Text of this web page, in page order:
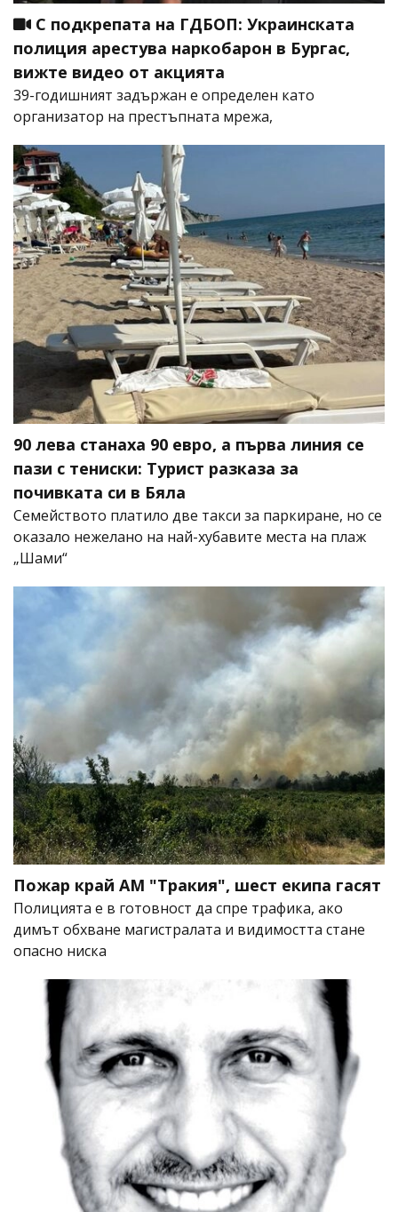
С подкрепата на ГДБОП: Украинската
полиция арестува наркобарон в Бургас,
вижте видео от акцията
39-годишният задържан е определен като
организатор на престъпната мрежа,
90 лева станаха 90 евро, а първа линия се
пази с тениски: Турист разказа за
почивката си в Бяла
Семейството платило две такси за паркиране, но се
оказало нежелано на най-хубавите места на плаж
„Шами“
Пожар край АМ "Тракия", шест екипа гасят
Полицията е в готовност да спре трафика, ако
димът обхване магистралата и видимостта стане
опасно ниска